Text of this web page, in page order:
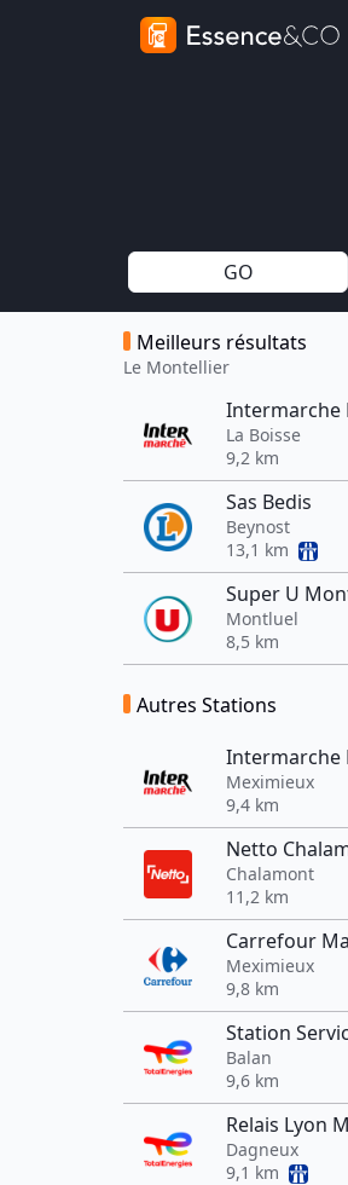
GO
Meilleurs résultats
Le Montellier
Intermarche
La Boisse
9,2 km
Sas Bedis
Beynost
13,1 km
Super U
Montluel
8,5 km
Autres Stations
Intermarche
Meximieux
9,4 km
Netto
Chalamont
11,2 km
Carrefour
Meximieux
9,8 km
Station
Balan
9,6 km
Relais Lyon
Dagneux
9,1 km